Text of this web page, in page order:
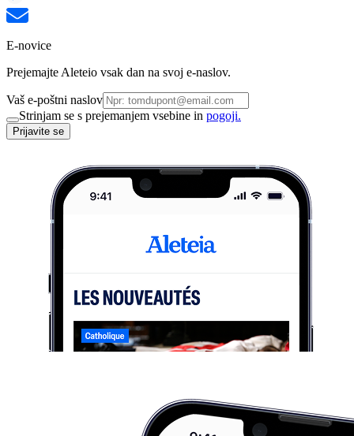
E-novice
Prejemajte Aleteio vsak dan na svoj e-naslov.
Vaš e-poštni naslov
Strinjam se s prejemanjem vsebine in pogoji.
Prijavite se